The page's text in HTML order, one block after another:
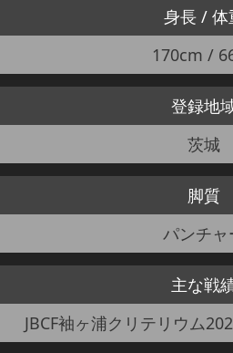
身長 / 体
170cm /
登録地
茨城
脚質
パンチャ
主な戦
JBCF袖ヶ浦クリテリウム